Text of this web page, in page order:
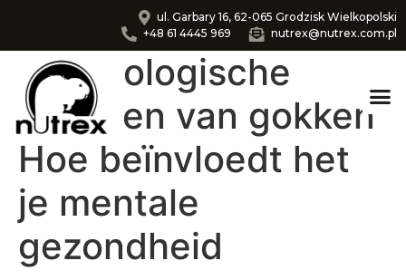
ul. Garbary 16, 62-065 Grodzisk Wielkopolski
+48 61 4445 969
nutrex@nutrex.com.pl
Psychologische
effecten van gokken
Hoe beïnvloedt het
je mentale
gezondheid